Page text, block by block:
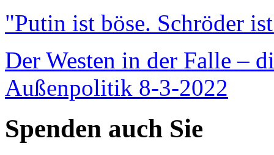
"Putin ist böse. Schröder
Der Westen in der Falle –
Außenpolitik 8-3-2022
Spenden auch Sie